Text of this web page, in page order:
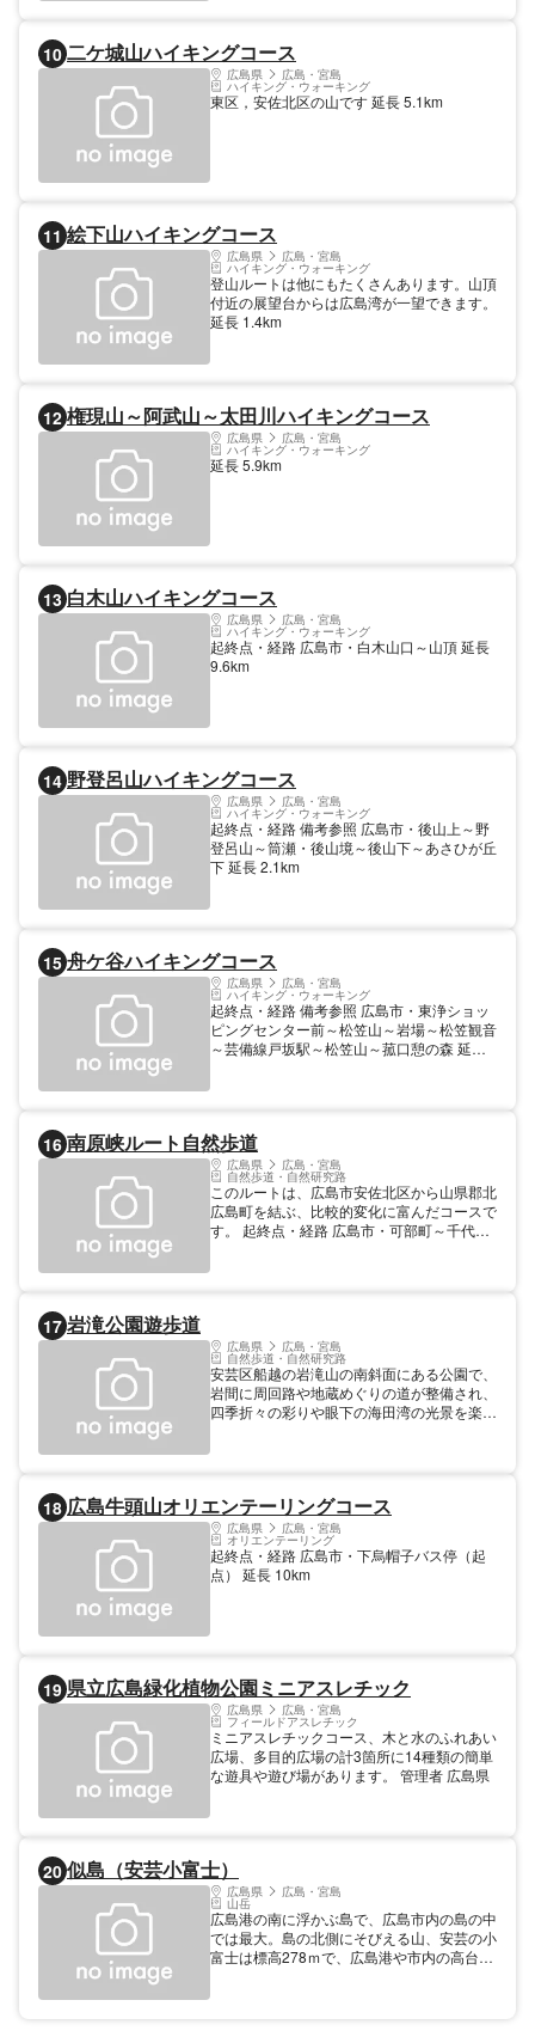
10 二ケ城山ハイキングコース
広島県 広島・宮島
ハイキング・ウォーキング
東区，安佐北区の山です 延長 5.1km
11 絵下山ハイキングコース
広島県 広島・宮島
ハイキング・ウォーキング
登山ルートは他にもたくさんあります。山頂
付近の展望台からは広島湾が一望できます。
延長 1.4km
12 権現山～阿武山～太田川ハイキングコース
広島県 広島・宮島
ハイキング・ウォーキング
延長 5.9km
13 白木山ハイキングコース
広島県 広島・宮島
ハイキング・ウォーキング
起終点・経路 広島市・白木山口～山頂 延長
9.6km
14 野登呂山ハイキングコース
広島県 広島・宮島
ハイキング・ウォーキング
起終点・経路 備考参照 広島市・後山上～野
登呂山～筒瀬・後山境～後山下～あさひが丘
下 延長 2.1km
15 舟ケ谷ハイキングコース
広島県 広島・宮島
ハイキング・ウォーキング
起終点・経路 備考参照 広島市・東浄ショッ
ピングセンター前～松笠山～岩場～松笠観音
～芸備線戸坂駅～松笠山～菰口憩の森 延長
16 南原峡ルート自然歩道
広島県 広島・宮島
自然歩道・自然研究路
このルートは、広島市安佐北区から山県郡北
広島町を結ぶ、比較的変化に富んだコースで
す。 起終点・経路 広島市・可部町～千代田
17 岩滝公園遊歩道
広島県 広島・宮島
自然歩道・自然研究路
安芸区船越の岩滝山の南斜面にある公園で、
岩間に周回路や地蔵めぐりの道が整備され、
四季折々の彩りや眼下の海田湾の光景を楽し
18 広島牛頭山オリエンテーリングコース
広島県 広島・宮島
オリエンテーリング
起終点・経路 広島市・下烏帽子バス停（起
点） 延長 10km
19 県立広島緑化植物公園ミニアスレチック
広島県 広島・宮島
フィールドアスレチック
ミニアスレチックコース、木と水のふれあい
広場、多目的広場の計3箇所に14種類の簡単
な遊具や遊び場があります。 管理者 広島県
20 似島（安芸小富士）
広島県 広島・宮島
山岳
広島港の南に浮かぶ島で、広島市内の島の中
では最大。島の北側にそびえる山、安芸の小
富士は標高278ｍで、広島港や市内の高台か